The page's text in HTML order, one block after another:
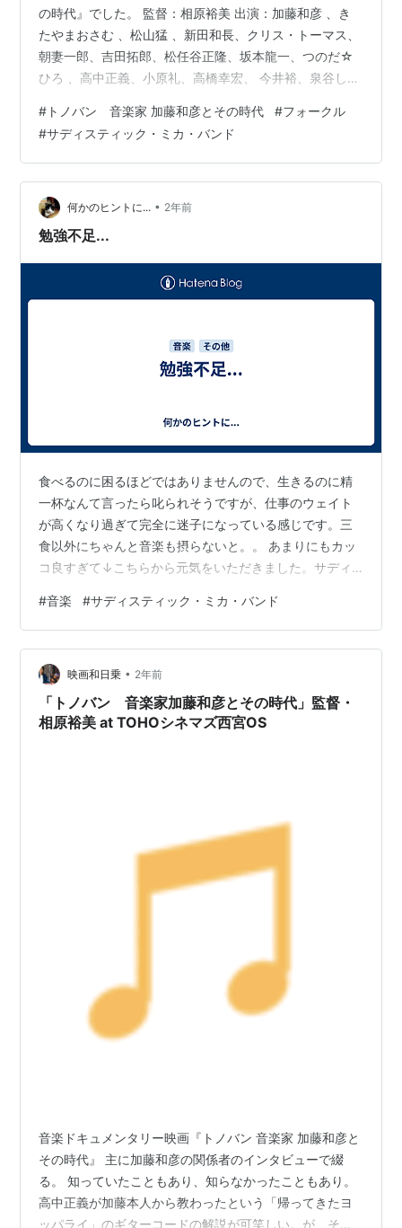
の時代』でした。 監督：相原裕美 出演：加藤和彦 、き
たやまおさむ 、松山猛 、新田和長、クリス・トーマス、
朝妻一郎、吉田拓郎、松任谷正隆、坂本龍一、つのだ☆
ひろ 、高中正義、小原礼、高橋幸宏、 今井裕、泉谷しげ
ーズ、サディスティック・ミカ・バンドの結成など、日
本の音楽界に大きな足跡を残した加藤和彦。フォークル
の結成秘話やミカンバンドの貴重映像、ヨーロッパ三部
作の制作逸話など多くの友人たちのインタビューで浮か
び上がらせたドキュメンタリーです。 加藤和彦、と聞け
ば私などは真っ先にフォーク…
# トノバン 音楽家 加藤和彦とその時代 #フォークル
#サディスティック・ミカ・バンド
何かのヒントに... • 2年前
勉強不足...
食べるのに困るほどではありませんので、生きるのに精
一杯なんて言ったら叱られそうですが、仕事のウェイト
が高くなり過ぎて完全に迷子になっている感じです。三
食以外にちゃんと音楽も摂らないと。。 あまりにもカッ
コ良すぎて↓こちらから元気をいただきました。サディ
カさんの包丁使いがあまりにサディスティックだったこ
とに由来しているそうです。今日までずっと知りません
でした。しかも高橋幸宏さんのドラムがこんなに凄かっ
たなんて。まだまだ勉強不足です。 この映像は約50年ほ
ど前の自分が生まれた頃のものですが、リアルタイムで
見ていたらこのカッコ良さは全く理解できなかっ…
#音楽 #サディスティック・ミカ・バンド
映画和日乗 • 2年前
「トノバン 音楽家加藤和彦とその時代」監督・
相原裕美 at TOHOシネマズ西宮OS
音楽ドキュメンタリー映画『トノバン 音楽家 加藤和彦と
その時代』 主に加藤和彦の関係者のインタビューで綴
る。 知っていたこともあり、知らなかったこともあり。
高中正義が加藤本人から教わったという「帰ってきたヨ
ッパライ」のギターコードの解説が可笑しい。が、それ